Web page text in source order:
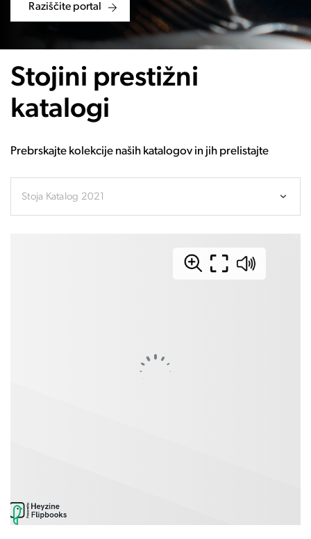
Raziščite portal
Stojini prestižni
katalogi
Prebrskajte kolekcije naših katalogov in jih prelistajte
Stoja Katalog 2021